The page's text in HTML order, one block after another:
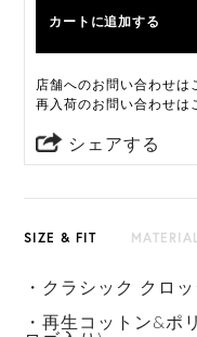
カートに追加する
店舗へのお問い合わせ
再入荷のお問い合わせ
シェアする
SIZE & FIT
・クラシック クロ
・再生コットン&ポ